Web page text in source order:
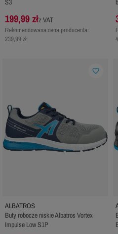
S3
199,99 złz VAT
Rekomendowana cena producenta:
239,99 zł
ALBATROS
Buty robocze niskie Albatros Vortex
Impulse Low S1P
favorite_border